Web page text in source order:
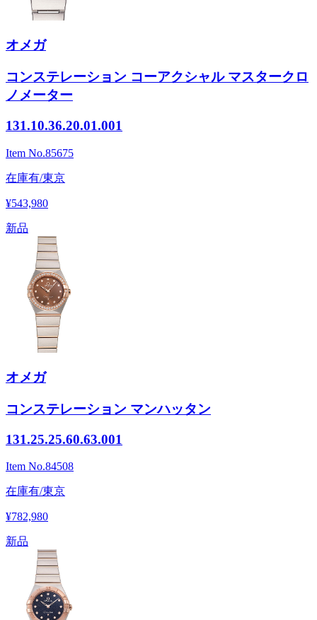
オメガ
コンステレーション コーアクシャル マスタークロ
ノメーター
131.10.36.20.01.001
Item No.85675
在庫有/東京
¥543,980
新品
オメガ
コンステレーション マンハッタン
131.25.25.60.63.001
Item No.84508
在庫有/東京
¥782,980
新品